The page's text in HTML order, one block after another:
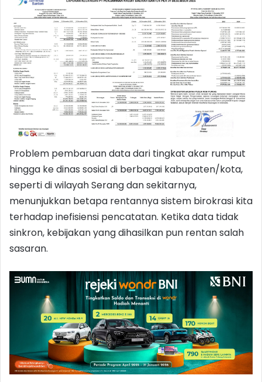
Problem pembaruan data dari tingkat akar rumput
hingga ke dinas sosial di berbagai kabupaten/kota,
seperti di wilayah Serang dan sekitarnya,
menunjukkan betapa rentannya sistem birokrasi kita
terhadap inefisiensi pencatatan. Ketika data tidak
sinkron, kebijakan yang dihasilkan pun rentan salah
sasaran.